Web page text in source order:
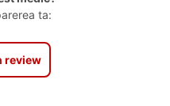
ta:
review